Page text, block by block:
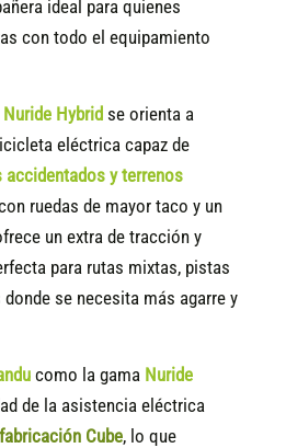
ideal para quienes
con todo el equipamiento
Nuride Hybrid se orienta a
eléctrica capaz de
accidentados y terrenos
ruedas de mayor taco y un
un extra de tracción y
para rutas mixtas, pistas
se necesita más agarre y
como la gama Nuride
de la asistencia eléctrica
Cube, lo que